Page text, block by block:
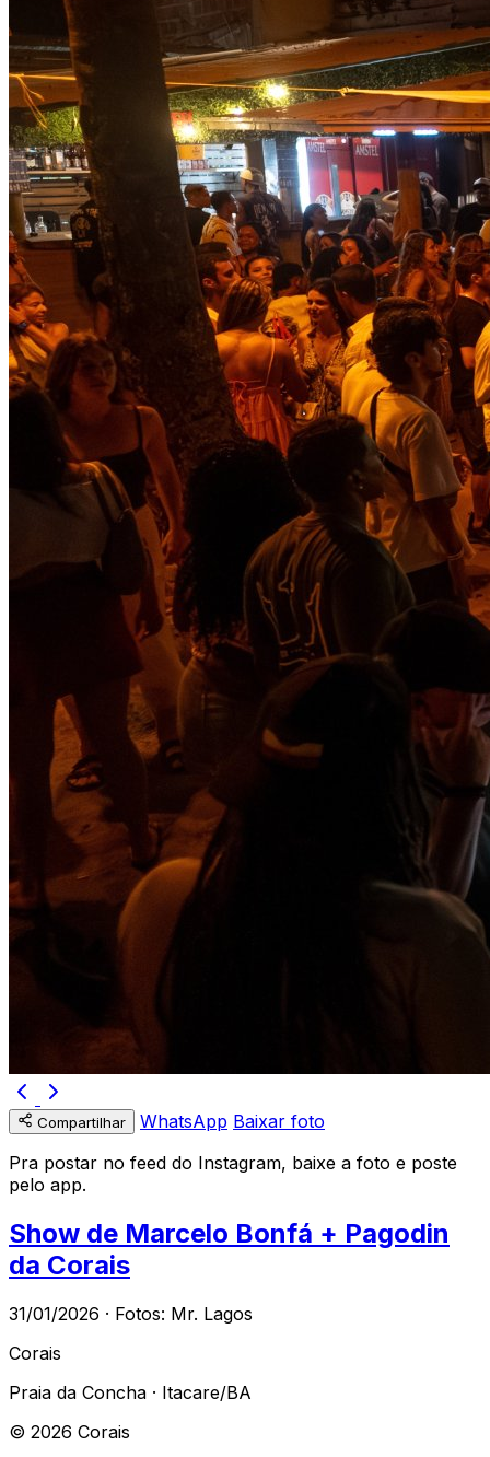
Compartilhar WhatsApp Baixar foto
Pra postar no feed do Instagram, baixe a foto e poste
pelo app.
Show de Marcelo Bonfá + Pagodin
da Corais
31/01/2026 · Fotos: Mr. Lagos
Corais
Praia da Concha · Itacare/BA
© 2026 Corais